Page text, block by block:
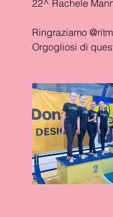
22^ Rachele
Ringraziamo
Orgogliosi di